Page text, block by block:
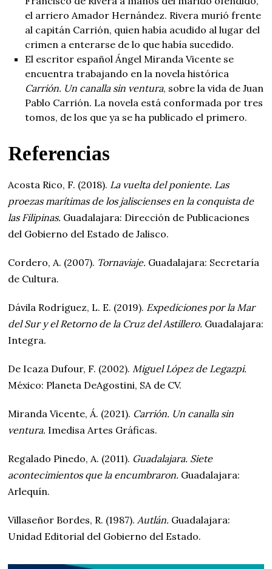
el arriero Amador Hernández. Rivera murió frente
al capitán Carrión, quien había acudido al lugar del
crimen a enterarse de lo que había sucedido.
El escritor español Ángel Miranda Vicente se
encuentra trabajando en la novela histórica
Carrión. Un canalla sin ventura, sobre la vida de Juan
Pablo Carrión. La novela está conformada por tres
tomos, de los que ya se ha publicado el primero.
Referencias
Acosta Rico, F. (2018). La vuelta del poniente. Las
proezas marítimas de los jaliscienses en la conquista de
las Filipinas. Guadalajara: Dirección de Publicaciones
del Gobierno del Estado de Jalisco.
Cordero, A. (2007). Tornaviaje. Guadalajara: Secretaría
de Cultura.
Dávila Rodríguez, L. E. (2019). Expediciones por la Mar
del Sur y el Retorno de la Cruz del Astillero. Guadalajara:
Integra.
De Icaza Dufour, F. (2002). Miguel López de Legazpi.
México: Planeta DeAgostini, SA de CV.
Miranda Vicente, Á. (2021). Carrión. Un canalla sin
ventura. Imedisa Artes Gráficas.
Regalado Pinedo, A. (2011). Guadalajara. Siete
acontecimientos que la encumbraron. Guadalajara:
Arlequín.
Villaseñor Bordes, R. (1987). Autlán. Guadalajara:
Unidad Editorial del Gobierno del Estado.